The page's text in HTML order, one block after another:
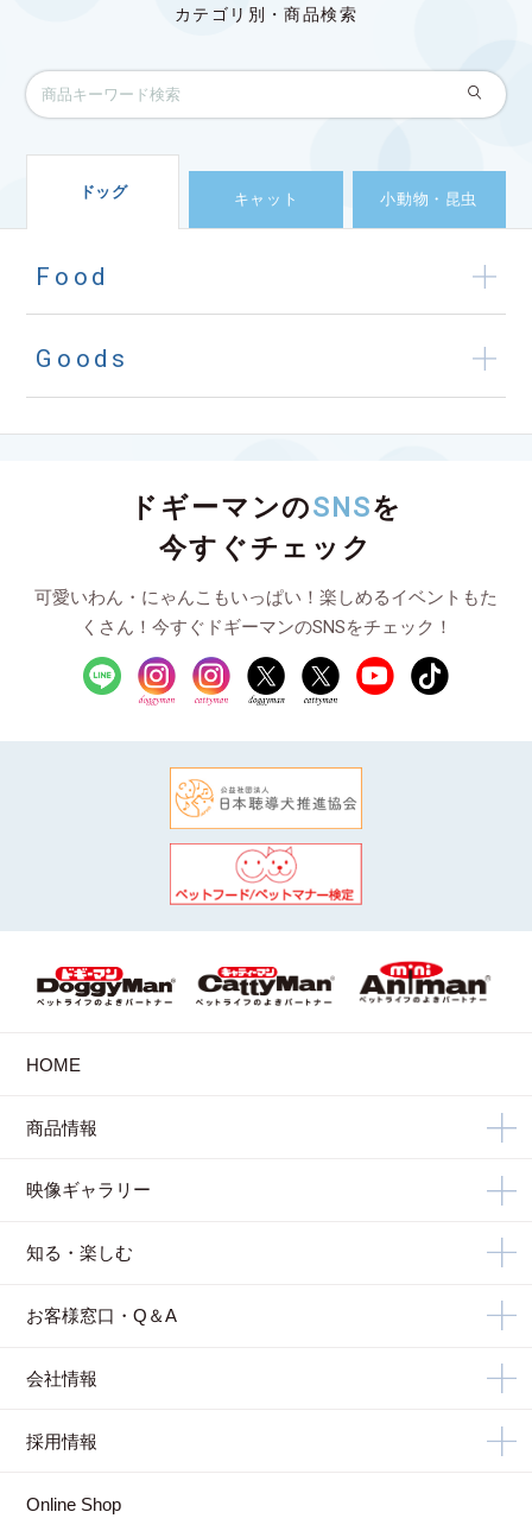
カテゴリ別・商品検索
ドッグ キャット 小動物・昆虫
Food
Goods
ドギーマンのSNSを
今すぐチェック
可愛いわん・にゃんこもいっぱい！楽しめるイベントもた
くさん！今すぐドギーマンのSNSをチェック！
HOME
商品情報
映像ギャラリー
知る・楽しむ
お客様窓口・Q＆A
会社情報
採用情報
Online Shop